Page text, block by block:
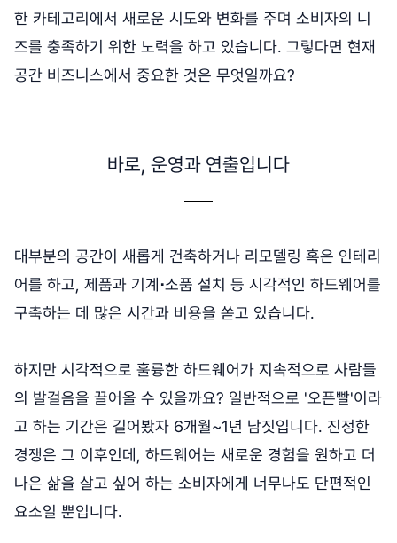
한 카테고리에서 새로운 시도와 변화를 주며 소비자의 니
즈를 충족하기 위한 노력을 하고 있습니다. 그렇다면 현재
공간 비즈니스에서 중요한 것은 무엇일까요?
바로, 운영과 연출입니다
대부분의 공간이 새롭게 건축하거나 리모델링 혹은 인테리
어를 하고, 제품과 기계⋅소품 설치 등 시각적인 하드웨어를
구축하는 데 많은 시간과 비용을 쏟고 있습니다.
하지만 시각적으로 훌륭한 하드웨어가 지속적으로 사람들
의 발걸음을 끌어올 수 있을까요? 일반적으로 '오픈빨'이라
고 하는 기간은 길어봤자 6개월~1년 남짓입니다. 진정한
경쟁은 그 이후인데, 하드웨어는 새로운 경험을 원하고 더
나은 삶을 살고 싶어 하는 소비자에게 너무나도 단편적인
요소일 뿐입니다.